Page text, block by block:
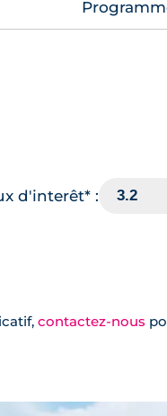
d'interêt* :
contactez-nous